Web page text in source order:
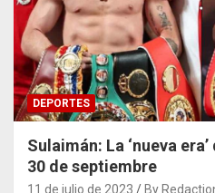
DEPORTES
Sulaimán: La ‘nueva era’
30 de septiembre
11 de julio de 2023 By